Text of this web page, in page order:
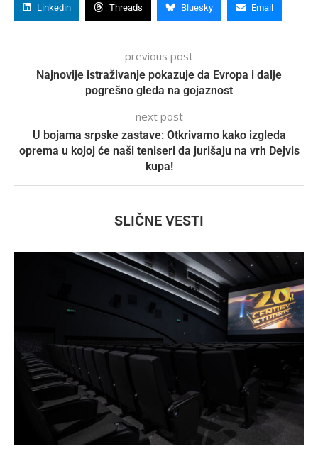
Linkedin Threads Bluesky Email
previous post
Najnovije istraživanje pokazuje da Evropa i dalje
pogrešno gleda na gojaznost
next post
U bojama srpske zastave: Otkrivamo kako izgleda
oprema u kojoj će naši teniseri da jurišaju na vrh Dejvis
kupa!
SLIČNE VESTI